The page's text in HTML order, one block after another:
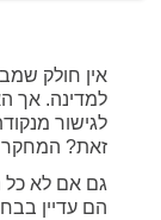
אין חולק
למדינה. אך
לגישור
זאת? המחקר
גם אם לא כל
הם עדיין